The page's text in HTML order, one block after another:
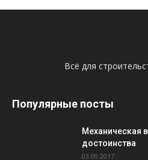
Всё для
Популярные посты
Механическая
достоинства
03.09.2017